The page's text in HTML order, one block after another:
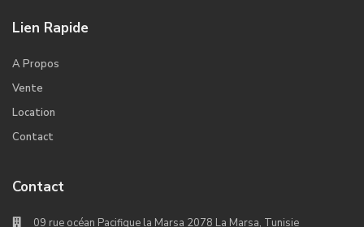
Lien Rapide
A Propos
Vente
Location
Contact
Contact
09 rue océan Pacifique la Marsa 2078 La Marsa, Tunisie